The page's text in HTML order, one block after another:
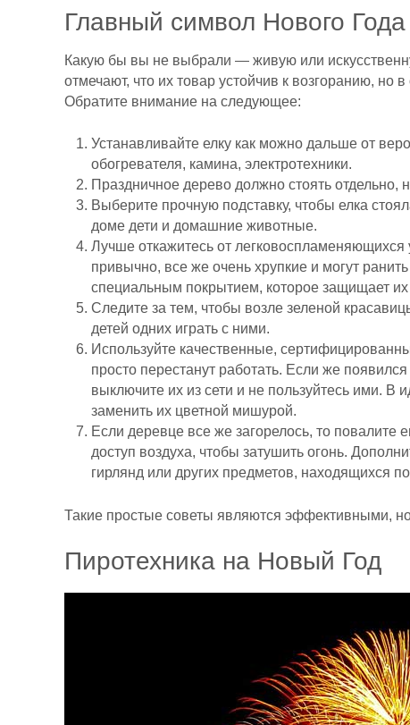
Главный символ Нового
Какую бы вы не выбрали — живую или
отмечают, что их товар устойчив к возгоранию, но
Обратите внимание на следующее:
Устанавливайте елку как можно дальше от
обогревателя, камина, электротехники.
Праздничное дерево должно стоять
Выберите прочную подставку, чтобы елка
доме дети и домашние животные.
Лучше откажитесь от
привычно, все же очень хрупкие и могут
специальным покрытием, которое защищает
Следите за тем, чтобы возле зеленой
детей одних играть с ними.
Используйте качественные,
просто перестанут работать. Если же
выключите их из сети и не пользуйтесь ими.
заменить их цветной мишурой.
Если деревце все же загорелось, то
доступ воздуха, чтобы затушить огонь.
гирлянд или других предметов, находящихся
Такие простые советы являются эффективными,
Пиротехника на Новый Год